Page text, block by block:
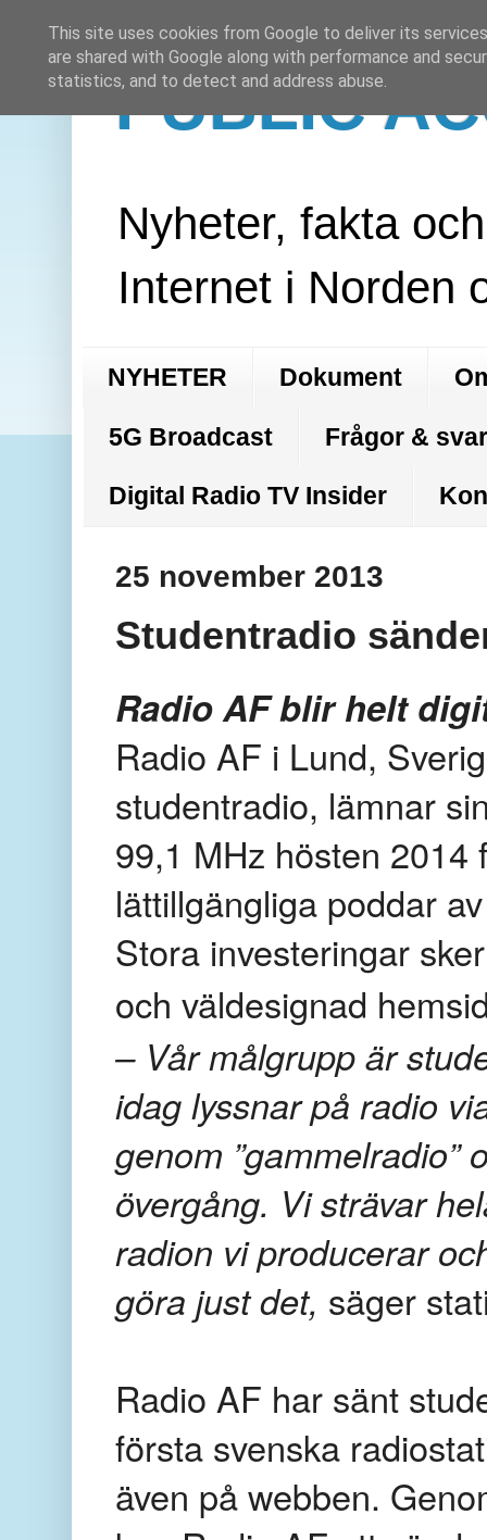
PUBLIC
Nyheter, fakta
Internet i Norden
NYHETER Dokument
5G Broadcast Frågor &
Digital Radio TV Insider
25 november 2013
Studentradio
Radio AF blir helt
Radio AF i Lund,
studentradio, lämnar
99,1 MHz hösten
lättillgängliga poddar
Stora investeringar
och väldesignad
– Vår målgrupp är
idag lyssnar på radio
genom ”gammelradio”
övergång. Vi strävar
radion vi producerar
göra just det, säger
Radio AF har sänt
första svenska
även på webben.
This site uses cookies from Google to deliver its
are shared with Google along with performance and
statistics, and to detect and address abuse.